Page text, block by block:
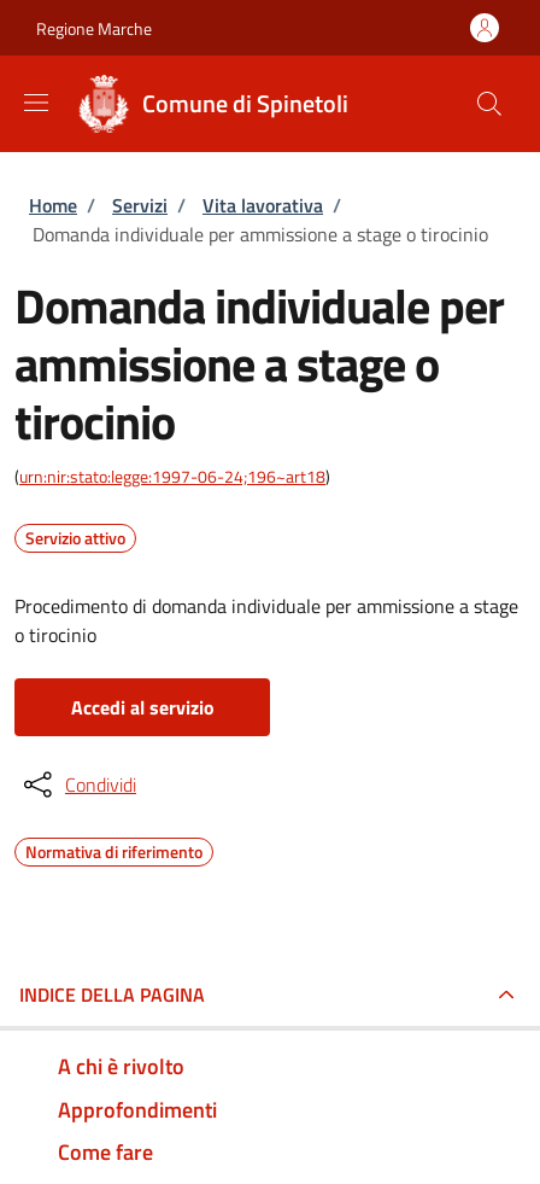
Regione Marche
Comune di Spinetoli
Briciole di pane
Home / Servizi / Vita lavorativa /
Domanda individuale per ammissione a stage o tirocinio
Domanda individuale per
ammissione a stage o
tirocinio
(urn:nir:stato:legge:1997-06-24;196~art18)
Servizio attivo
Procedimento di domanda individuale per ammissione a stage
o tirocinio
Accedi al servizio
Condividi
Normativa di riferimento
INDICE DELLA PAGINA
A chi è rivolto
Approfondimenti
Come fare